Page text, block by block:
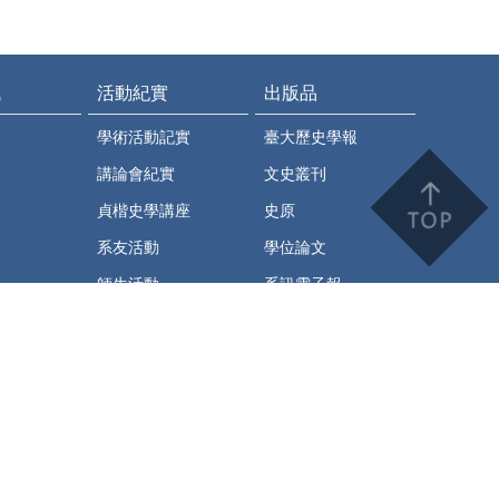
活動紀實
學術活動記實
講論會紀實
貞楷史學講座
系友活動
師生活動
出版品
臺大歷史學報
文史叢刊
史原
學位論文
系訊電子報